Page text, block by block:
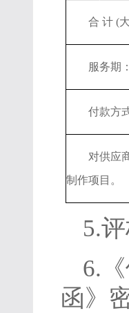
合 计 (
服务期
付款方
对供应
制作项目。
5.
6.
函》